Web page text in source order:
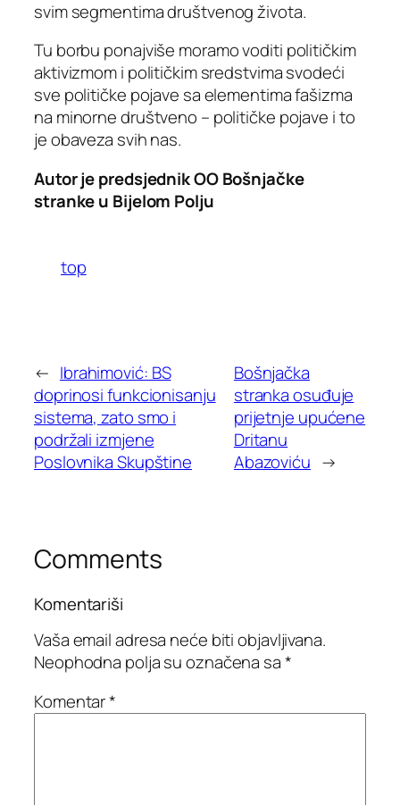
svim segmentima društvenog života.
Tu borbu ponajviše moramo voditi političkim
aktivizmom i političkim sredstvima svodeći
sve političke pojave sa elementima fašizma
na minorne društveno – političke pojave i to
je obaveza svih nas.
Autor je predsjednik OO Bošnjačke
stranke u Bijelom Polju
top
← Ibrahimović: BS
doprinosi funkcionisanju
sistema, zato smo i
podržali izmjene
Poslovnika Skupštine
Bošnjačka
stranka osuđuje
prijetnje upućene
Dritanu
Abazoviću →
Comments
Komentariši
Vaša email adresa neće biti objavljivana.
Neophodna polja su označena sa*
Komentar*